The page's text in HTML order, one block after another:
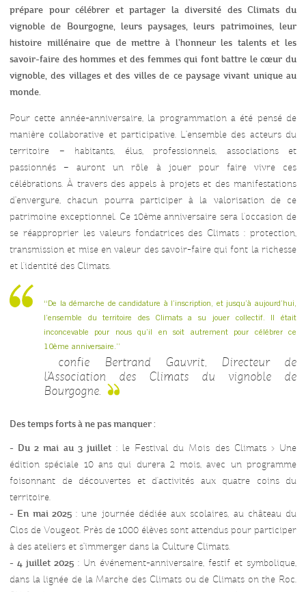
prépare pour célébrer et partager la diversité des Climats du
vignoble de Bourgogne, leurs paysages, leurs patrimoines, leur
histoire millénaire que de mettre à l’honneur les talents et les
savoir-faire des hommes et des femmes qui font battre le cœur du
vignoble, des villages et des villes de ce paysage vivant unique au
monde.
Pour cette année-anniversaire, la programmation a été pensé de
manière collaborative et participative. L’ensemble des acteurs du
territoire – habitants, élus, professionnels, associations et
passionnés – auront un rôle à jouer pour faire vivre ces
célébrations. À travers des appels à projets et des manifestations
d’envergure, chacun pourra participer à la valorisation de ce
patrimoine exceptionnel. Ce 10ème anniversaire sera l'occasion de
se réapproprier les valeurs fondatrices des Climats : protection,
transmission et mise en valeur des savoir-faire qui font la richesse
et l'identité des Climats.
“De la démarche de candidature à l’inscription, et jusqu’à aujourd’hui,
l’ensemble du territoire des Climats a su jouer collectif. Il était
inconcevable pour nous qu’il en soit autrement pour célébrer ce
10ème anniversaire.”
confie Bertrand Gauvrit, Directeur de
l’Association des Climats du vignoble de
Bourgogne.
Des temps forts à ne pas manquer :
- Du 2 mai au 3 juillet: le Festival du Mois des Climats > Une
édition spéciale 10 ans qui durera 2 mois, avec un programme
foisonnant de découvertes et d'activités aux quatre coins du
territoire.
- En mai 2025: une journée dédiée aux scolaires, au château du
Clos de Vougeot. Près de 1000 élèves sont attendus pour participer
à des ateliers et s’immerger dans la Culture Climats.
- 4 juillet 2025 : Un événement-anniversaire, festif et symbolique,
dans la lignée de la Marche des Climats ou de Climats on the Roc.